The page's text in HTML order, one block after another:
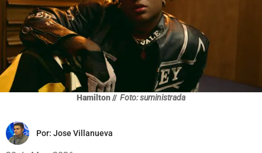
Hamilton // Foto: suministrada
Por: Jose Villanueva